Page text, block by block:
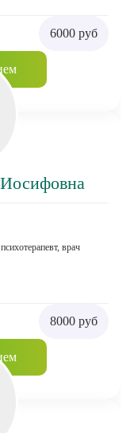
6000 руб
врач
8000 руб